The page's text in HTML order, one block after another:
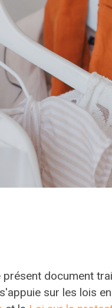
document
sur les lois